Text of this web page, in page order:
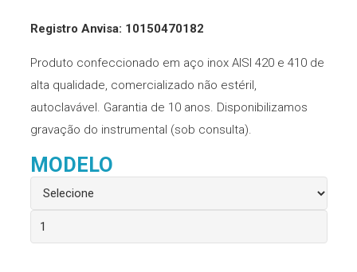
Registro Anvisa: 10150470182
Produto confeccionado em aço inox AISI 420 e 410 de
alta qualidade, comercializado não estéril,
autoclavável. Garantia de 10 anos. Disponibilizamos
gravação do instrumental (sob consulta).
MODELO
Abaixador
Língua